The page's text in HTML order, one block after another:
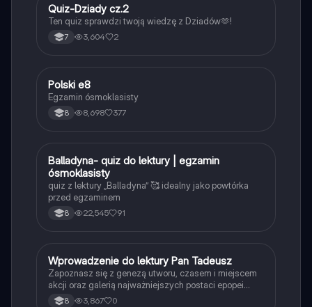
QJęzyk polski
Quiz-Dziady cz.2
Ten quiz sprawdzi twoją wiedzę z Dziadów🫶!
7 3,604 2
Język polski
Polski e8
Egzamin ósmoklasisty
8 8,698 377
BJęzyk polski
Balladyna- quiz do lektury | egzamin
ósmoklasisty
quiz z lektury „Balladyna” 🥰 idealny jako powtórka
przed egzaminem
8 22,545 91
WJęzyk polski
Wprowadzenie do lektury Pan Tadeusz
Zapoznasz się z genezą utworu, czasem i miejscem
akcji oraz galerią najważniejszych postaci epopei
Adama Mickiewicza.
8 3,867 0